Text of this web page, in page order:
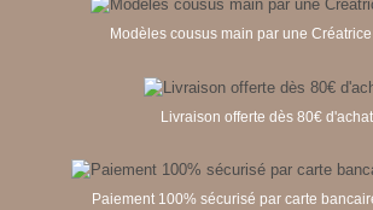
Modèles cousus main par une
Livraison offerte dès 80€
Paiement 100% sécurisé par carte